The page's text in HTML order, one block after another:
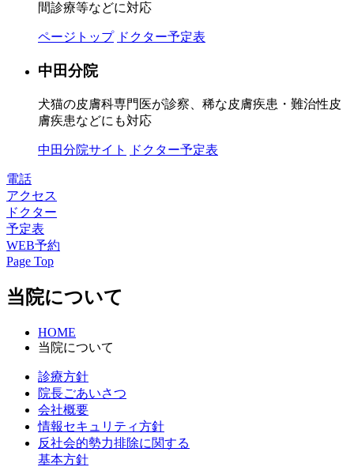
間診療等などに対応
ページトップ ドクター予定表
中田分院
犬猫の皮膚科専門医が診察、稀な皮膚疾患・難治性皮
膚疾患などにも対応
中田分院サイト ドクター予定表
電話
アクセス
ドクター
予定表
WEB予約
Page Top
当院について
HOME
当院について
診療方針
院長ごあいさつ
会社概要
情報セキュリティ方針
反社会的勢力排除に関する
基本方針